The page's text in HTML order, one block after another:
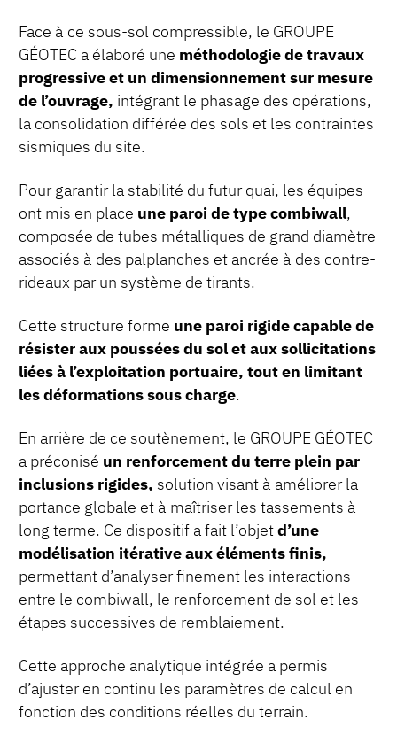
Face à ce sous-sol compressible, le GROUPE
GÉOTEC a élaboré une méthodologie de travaux
progressive et un dimensionnement sur mesure
de l’ouvrage, intégrant le phasage des opérations,
la consolidation différée des sols et les contraintes
sismiques du site.
Pour garantir la stabilité du futur quai, les équipes
ont mis en place une paroi de type combiwall,
composée de tubes métalliques de grand diamètre
associés à des palplanches et ancrée à des contre-
rideaux par un système de tirants.
Cette structure forme une paroi rigide capable de
résister aux poussées du sol et aux sollicitations
liées à l’exploitation portuaire, tout en limitant
les déformations sous charge.
En arrière de ce soutènement, le GROUPE GÉOTEC
a préconisé un renforcement du terre plein par
inclusions rigides, solution visant à améliorer la
portance globale et à maîtriser les tassements à
long terme. Ce dispositif a fait l’objetd’une
modélisation itérative aux éléments finis,
permettant d’analyser finement les interactions
entre le combiwall, le renforcement de sol et les
étapes successives de remblaiement.
Cette approche analytique intégrée a permis
d’ajuster en continu les paramètres de calcul en
fonction des conditions réelles du terrain.